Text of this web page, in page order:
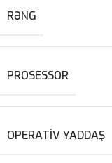
RƏNG
PROSESSOR
OPERATIV YADDAŞ